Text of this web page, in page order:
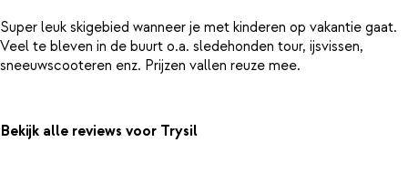
Super leuk skigebied wanneer je met kinderen op vakantie gaat.
Veel te bleven in de buurt o.a. sledehonden tour, ijsvissen,
Bekijk alle reviews voor Trysil